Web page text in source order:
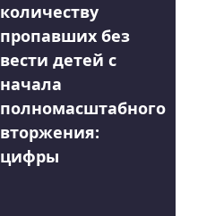
количеству
пропавших без
вести детей с
начала
полномасштабного
вторжения:
цифры